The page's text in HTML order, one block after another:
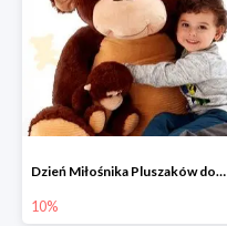
Dzień Miłośnika Pluszaków dodatkowy rabat -10%
10%